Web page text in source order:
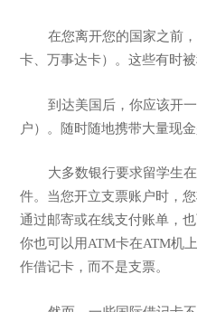
在您离开您的国家之前
卡、万事达卡）。这些有时被
到达美国后，你应该开
户）。随时随地携带大量现金
大多数银行要求留学生
件。当您开立支票账户时，
通过邮寄或在线支付账单，
你也可以用ATM卡在ATM机
作借记卡，而不是支票。